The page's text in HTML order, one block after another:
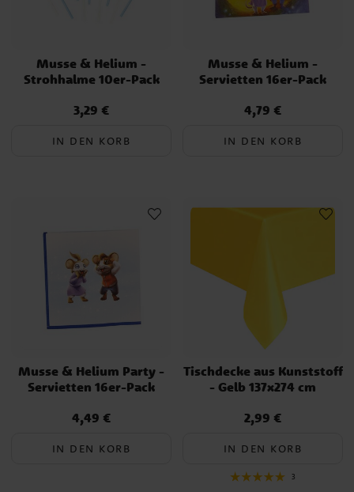
Musse & Helium -
Strohhalme 10er-Pack
Preis:3,29 €
3,29 €
IN DEN KORB
Musse & Helium -
Servietten 16er-Pack
Preis:4,79 €
4,79 €
IN DEN KORB
Musse & Helium Party -
Servietten 16er-Pack
Preis:4,49 €
4,49 €
IN DEN KORB
Tischdecke aus Kunststoff
- Gelb 137x274 cm
Preis:2,99 €
2,99 €
IN DEN KORB
3